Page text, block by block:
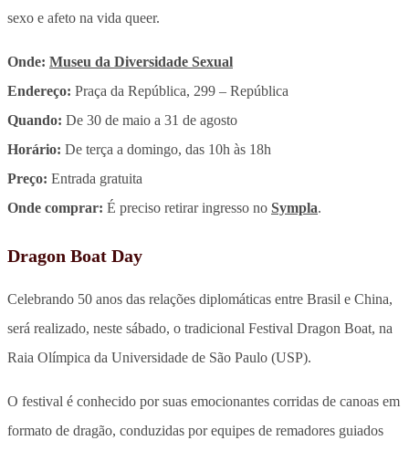
sexo e afeto na vida queer.
Onde: Museu da Diversidade Sexual
Endereço: Praça da República, 299 – República
Quando: De 30 de maio a 31 de agosto
Horário: De terça a domingo, das 10h às 18h
Preço: Entrada gratuita
Onde comprar: É preciso retirar ingresso no Sympla.
Dragon Boat Day
Celebrando 50 anos das relações diplomáticas entre Brasil e China,
será realizado, neste sábado, o tradicional Festival Dragon Boat, na
Raia Olímpica da Universidade de São Paulo (USP).
O festival é conhecido por suas emocionantes corridas de canoas em
formato de dragão, conduzidas por equipes de remadores guiados